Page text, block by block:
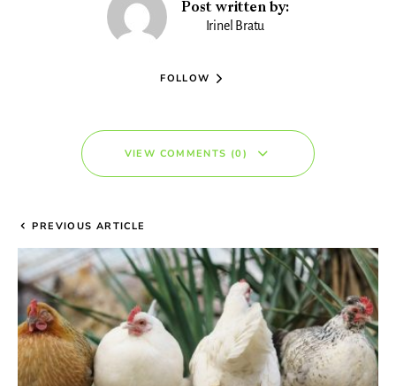
Post written by:
Irinel Bratu
FOLLOW
VIEW COMMENTS (0)
PREVIOUS ARTICLE